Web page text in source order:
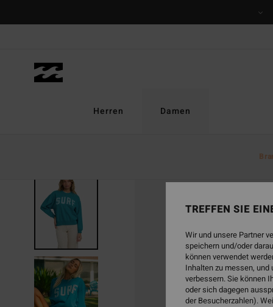
Herren Damen
TREFFEN SIE
Wir und unsere Partner
speichern und/oder
können verwendet
Inhalten zu messen, und
verbessern. Sie können
oder sich dagegen
der Besucherzahlen).